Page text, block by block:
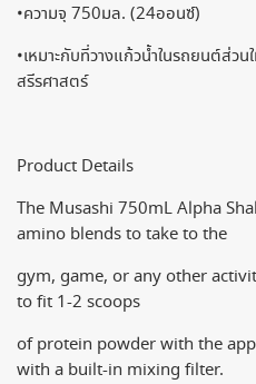
•ความจุ 750มล. (24ออนซ์)
•เหมาะกับที่วางแก้วน้ำในรถยนต์ส่
สรีรศาสตร์
Product Details
The Musashi 750mL Alpha
amino blends to take to the
gym, game, or any other
to fit 1-2 scoops
of protein powder with the
with a built-in mixing filter.